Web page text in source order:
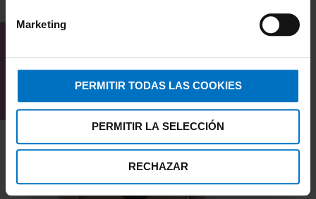
Marketing
PERMITIR TODAS LAS COOKIES
PERMITIR LA SELECCIÓN
RECHAZAR
INTERESAR